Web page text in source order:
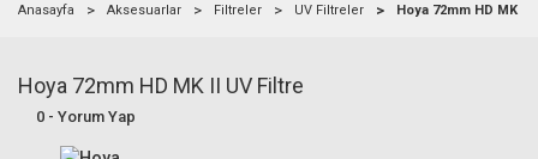
Canon R6 Mark IIIBundle Setler
Anasayfa Aksesuarlar Filtreler UV Filtreler Hoya 72mm HD MK II
Hoya 72mm HD MK II UV Filtre
0 - Yorum Yap